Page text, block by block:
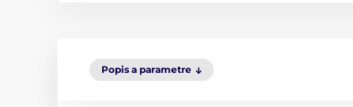
Popis a parametre